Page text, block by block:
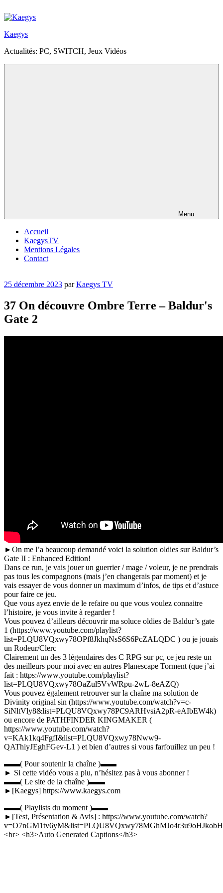
au
principal
Kaegys
Actualités: PC, SWITCH, Jeux Vidéos
Menu
Accueil
KaegysTV
Mentions Légales
Contact
Publié
25 décembre 2023 parKaegys TV
37 On découvre Ombre Terre – Baldur's
Gate 2
►On me l’a beaucoup demandé voici la solution oldies sur Baldur’s
Gate II : Enhanced Edition!
Dans ce run, je vais jouer un guerrier / mage / voleur, je ne prendrais
pas tous les compagnons (mais j’en changerais par moment) et je
vais essayer de vous donner un maximum d’infos, de tips et d’astuce
pour faire ce jeu.
Que vous ayez envie de le refaire ou que vous voulez connaitre
l’histoire, je vous invite à regarder !
Vous pouvez d’ailleurs découvrir ma soluce oldies de Baldur’s gate
1 (https://www.youtube.com/playlist?
list=PLQU8VQxwy78OPf8JkhqNsS6S6PcZALQDC ) ou je jouais
un Rodeur/Clerc
Clairement un des 3 légendaires des C RPG sur pc, ce jeu reste un
des meilleurs pour moi avec en autres Planescape Torment (que j’ai
fait : https://www.youtube.com/playlist?
list=PLQU8VQxwy78OaZul5VvWRpu-2wL-8eAZQ)
Vous pouvez également retrouver sur la chaîne ma solution de
Divinity original sin (https://www.youtube.com/watch?v=c-
SiNltVly8&list=PLQU8VQxwy78PC9ARHvsiA2pR-eAIbEW4k)
ou encore de PATHFINDER KINGMAKER (
https://www.youtube.com/watch?
v=KAk1kq4FgfI&list=PLQU8VQxwy78Nww9-
QAThiyJEghFGev-L1 ) et bien d’autres si vous farfouillez un peu !
▬▬( Pour soutenir la chaîne )▬▬
► Si cette vidéo vous a plu, n’hésitez pas à vous abonner !
▬▬( Le site de la chaîne )▬▬
►[Kaegys] https://www.kaegys.com
▬▬( Playlists du moment )▬▬
►[Test, Présentation & Avis] : https://www.youtube.com/watch?
<br> <h3>Auto Generated Captions</h3>